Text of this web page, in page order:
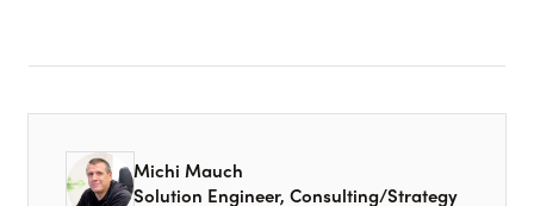
Michi Mauch
Solution Engineer, Consulting/Strategy